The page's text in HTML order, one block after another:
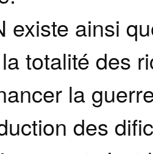
existe ainsi
totalité des
la
des